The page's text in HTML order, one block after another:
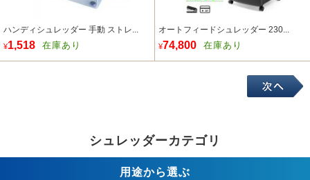
ハンディシュレッダー 手動 ストレ...
¥1,518 在庫あり
オートフィードシュレッダー 230...
¥74,800 在庫あり
シュレッダーカテゴリ
用途から選ぶ